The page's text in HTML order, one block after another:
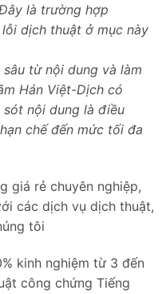
là trường hợp
dịch thuật ở mục này
từ nội dung và làm
Hán Việt-Dịch có
nội dung là điều
chế đến mức tối đa
giá rẻ chuyên nghiệp,
các dịch vụ dịch thuật,
tôi
kinh nghiệm từ 3 đến
công chứng Tiếng